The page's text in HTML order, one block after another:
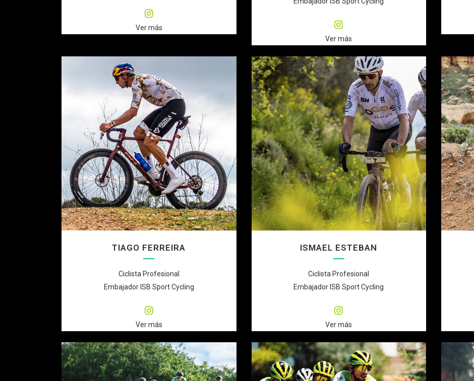
Ver más
Ver más
TIAGO FERREIRA
Ciclista Profesional
Embajador ISB Sport Cycling
Ver más
ISMAEL ESTEBAN
Ciclista Profesional
Embajador ISB Sport Cycling
Ver más